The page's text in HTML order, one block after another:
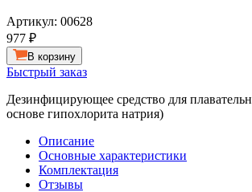
Артикул: 00628
977 ₽
В корзину
Быстрый заказ
Дезинфицирующее средство для
основе гипохлорита натрия)
Описание
Основные характеристики
Комплектация
Отзывы